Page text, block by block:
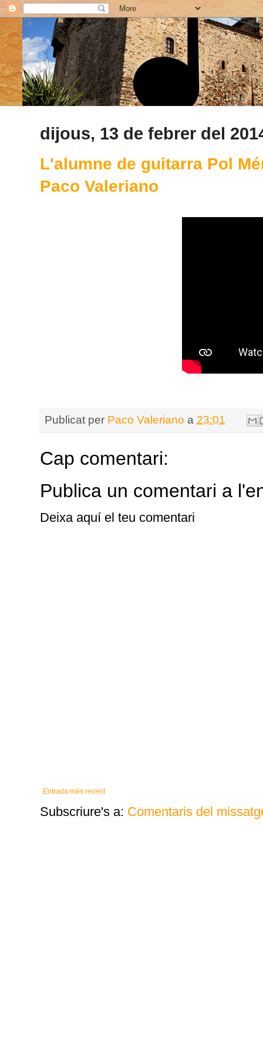
dijous, 13 de febrer del
L'alumne de guitarra Pol
Paco Valeriano
Publicat per Paco Valeriano a 23:01
Cap comentari:
Publica un comentari a
Deixa aquí el teu comentari
Entrada més recent
Subscriure's a: Comentaris del